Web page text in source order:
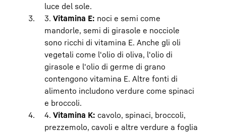
luce del sole.
3. Vitamina E: noci e semi come
mandorle, semi di girasole e nocciole
sono ricchi di vitamina E. Anche gli oli
vegetali come l'olio di oliva, l'olio di
girasole e l'olio di germe di grano
contengono vitamina E. Altre fonti di
alimento includono verdure come spinaci
e broccoli.
4. Vitamina K: cavolo, spinaci, broccoli,
prezzemolo, cavoli e altre verdure a foglia